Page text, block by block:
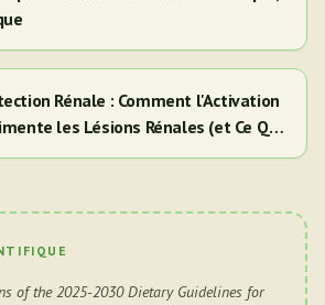
Rénale : Comment l'Activation
les Lésions Rénales (et Ce Que
of the 2025-2030 Dietary Guidelines for